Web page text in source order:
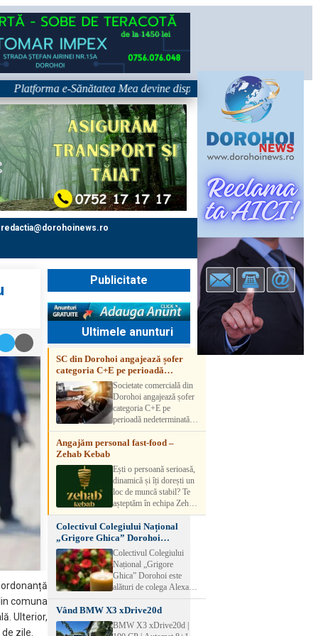
e-Sănătatea Mea devine disponibilă pe 1 septembrie:
redactia@dorohoinews.ro
comuna
Ulterior,
zile.
Publicitate
Ultimele anunturi
SC din Dorohoi angajează șofer
categoria C+E pe perioadă
nedeterminatăSocietate comercială din
Dorohoi angajează șofer
categoria C+E pe
perioadă nedeterminată.
Candidatul trebuie să
aibă experiență și atestat
detalii, vă rog să sunați la
numărul de telefon.
Angajăm personal fast-food –
Zehab Kebab
Ești o persoană serioasă,
dinamică și îți dorești un
loc de muncă stabil? Te
așteptăm în echipa Zehab
Kebab! Posturi
disponibile: -
SHAORMAR AJUTOR
BUCATAR 2/posturi -
LUCRATOR
COMERCIAL
VANZATOR /2 posturi
muncă Program flexibil
Salariu motivant, în
funcție de experienț
Colectivul Colegiului Național
„Grigore Ghica” Dorohoi
transmite sincere condoleanțe
Colectivul Colegiului
Național „Grigore
Ghica” Dorohoi este
alături de colega Alexa
Lăcrămioara la trecerea în
neființă a soțului și
transmite sincere
condoleanțe familiei.
Vând BMW X3 xDrive20d
BMW X3 xDrive20d |